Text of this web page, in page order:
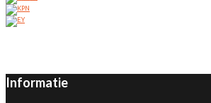
Informatie